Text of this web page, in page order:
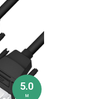
5.0
м